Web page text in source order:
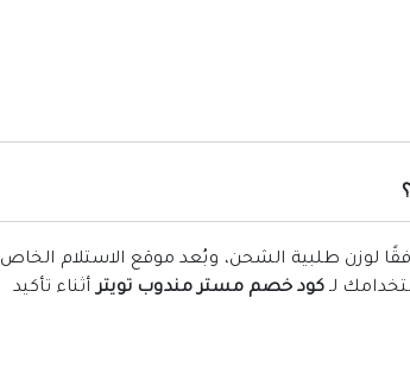
لوزن طلبية الشحن، وبُعد موقع الاستلام الخاص
لـ كود خصم مستر مندوب تويترأثناء تأكيد